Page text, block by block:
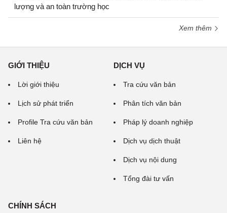
lượng và an toàn trường học
Xem thêm
GIỚI THIỆU
Lời giới thiệu
Lịch sử phát triển
Profile Tra cứu văn bản
Liên hệ
DỊCH VỤ
Tra cứu văn bản
Phân tích văn bản
Pháp lý doanh nghiệp
Dịch vụ dịch thuật
Dịch vụ nội dung
Tổng đài tư vấn
CHÍNH SÁCH